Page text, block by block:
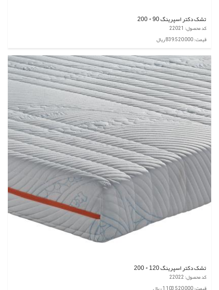
تشک دکتر اسپرینگ 90 * 200
کد محصول: 22021
قیمت: 839,520,000 ریال
تشک دکتر اسپرینگ 120 * 200
کد محصول: 22022